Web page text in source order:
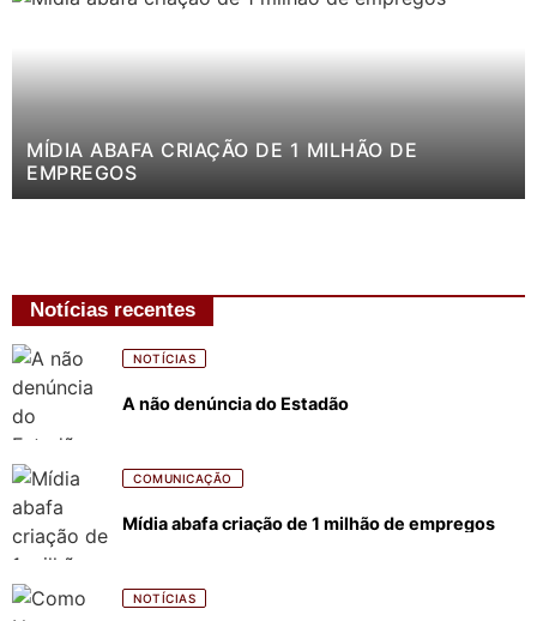
MÍDIA ABAFA CRIAÇÃO DE 1 MILHÃO DE
EMPREGOS
Notícias recentes
NOTÍCIAS
A não denúncia do Estadão
COMUNICAÇÃO
Mídia abafa criação de 1 milhão de empregos
NOTÍCIAS